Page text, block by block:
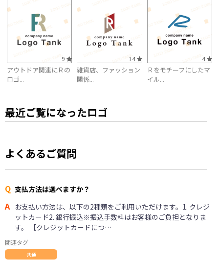
9
アウトドア関連にＲの
ロゴ...
14
雑貨店、ファッション
関係...
4
Ｒをモチーフにしたマ
イル...
最近ご覧になったロゴ
よくあるご質問
Q 支払方法は選べますか？
A お支払い方法は、以下の2種類をご利用いただけます。1. クレジ
ットカード2. 銀行振込※振込手数料はお客様のご負担となりま
す。 【クレジットカードにつ…
関連タグ
共通